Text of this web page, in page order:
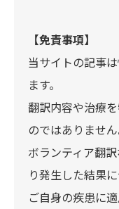
【免責事項】
当サイトの記事
ます。
翻訳内容や治療
のではありません
ボランティア翻
り発生した結果
ご自身の疾患に